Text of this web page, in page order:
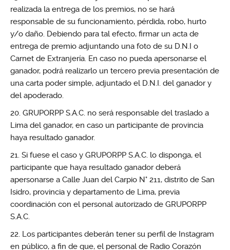
realizada la entrega de los premios, no se hará
responsable de su funcionamiento, pérdida, robo, hurto
y/o daño. Debiendo para tal efecto, firmar un acta de
entrega de premio adjuntando una foto de su D.N.I o
Carnet de Extranjería. En caso no pueda apersonarse el
ganador, podrá realizarlo un tercero previa presentación de
una carta poder simple, adjuntado el D.N.I. del ganador y
del apoderado.
GRUPORPP S.A.C. no será responsable del traslado a
Lima del ganador, en caso un participante de provincia
haya resultado ganador.
Si fuese el caso y GRUPORPP S.A.C. lo disponga, el
participante que haya resultado ganador deberá
apersonarse a Calle Juan del Carpio N° 211, distrito de San
Isidro, provincia y departamento de Lima, previa
coordinación con el personal autorizado de GRUPORPP
S.A.C.
Los participantes deberán tener su perfil de Instagram
en público, a fin de que, el personal de Radio Corazón